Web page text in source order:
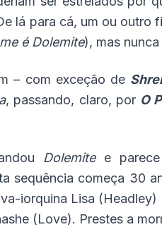
lá para cá, um ou outro
é Dolemite), mas
– com exceção de
, passando, claro, por O
Dolemitee parece
sequência começa 30
iorquina Lisa (Headley)
(Love). Prestes a